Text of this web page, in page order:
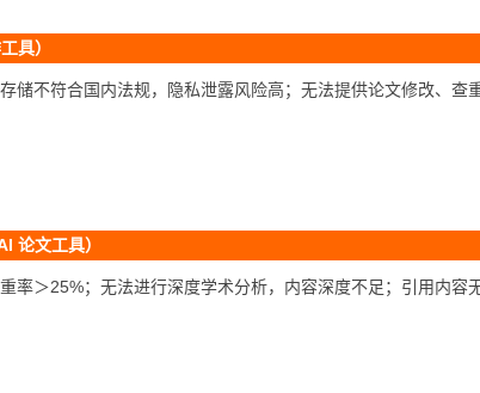
具）
储不符合国内法规，隐私泄露风险高；无法提供论文修改、查
论文工具）
率＞25%；无法进行深度学术分析，内容深度不足；引用内容